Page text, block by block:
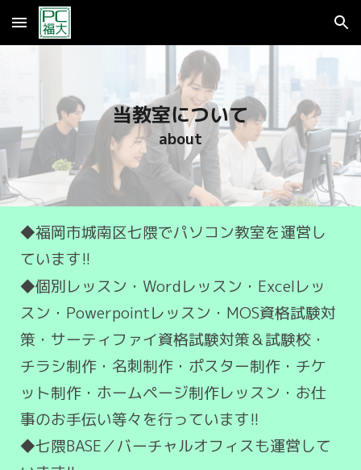
Skip to main content Skip to navigation
当教室について
about
◆福岡市城南区七隈でパソコン教室を運営し
ています!!
◆個別レッスン・Wordレッスン・Excelレッ
スン・Powerpointレッスン・MOS資格試験対
策・サーティファイ資格試験対策＆試験校・
チラシ制作・名刺制作・ポスター制作・チケ
ット制作・ホームページ制作レッスン・お仕
事のお手伝い等々を行っています!!
◆七隈BASE／バーチャルオフィスも運営して